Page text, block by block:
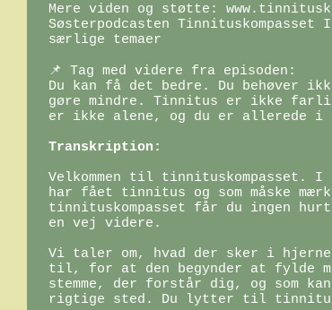
Mere viden og støtte:
Søsterpodcasten
særlige temaer
📌 Tag med videre fra episoden:
Du kan få det bedre. Du behøver
gøre mindre. Tinnitus er ikke
er ikke alene, og du er allerede i
Transkription:
Velkommen til
har fået tinnitus og som måske
tinnituskompasset får du ingen
en vej videre.
Vi taler om, hvad der sker i
til, for at den begynder at fylde
stemme, der forstår dig, og som
rigtige sted. Du lytter til